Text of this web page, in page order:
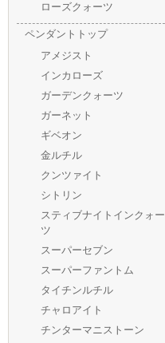
ローズクォーツ
ペンダントトップ
アメジスト
インカローズ
ガーデンクォーツ
ガーネット
ギベオン
金ルチル
クンツァイト
シトリン
スティブナイトインクォー
ツ
スーパーセブン
スーパーファントム
タイチンルチル
チャロアイト
チンターマニストーン